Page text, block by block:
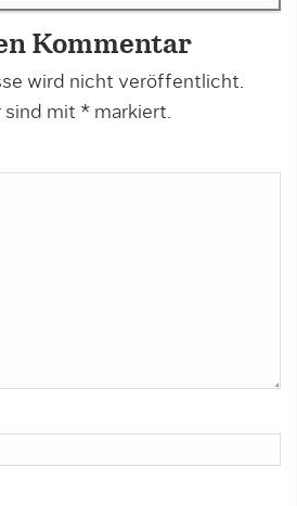
Kommentar
wird nicht veröffentlicht.
sind mit * markiert.